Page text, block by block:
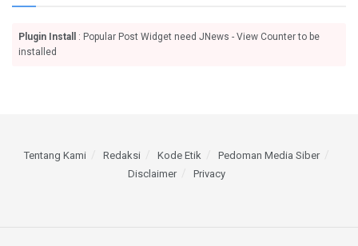
Plugin Install
: Popular Post Widget need JNews - View Counter to be
installed
Tentang Kami Redaksi Kode Etik
Pedoman Media Siber
Disclaimer
Privacy